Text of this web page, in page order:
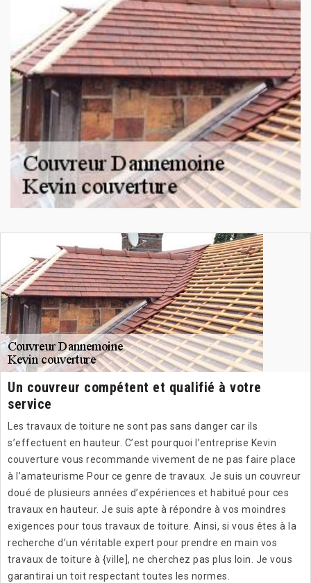
Un couvreur compétent et qualifié à votre
service
Les travaux de toiture ne sont pas sans danger car ils
s’effectuent en hauteur. C’est pourquoi l’entreprise Kevin
couverture vous recommande vivement de ne pas faire place
à l’amateurisme Pour ce genre de travaux. Je suis un couvreur
doué de plusieurs années d’expériences et habitué pour ces
travaux en hauteur. Je suis apte à répondre à vos moindres
exigences pour tous travaux de toiture. Ainsi, si vous êtes à la
recherche d’un véritable expert pour prendre en main vos
travaux de toiture à {ville], ne cherchez pas plus loin. Je vous
garantirai un toit respectant toutes les normes.